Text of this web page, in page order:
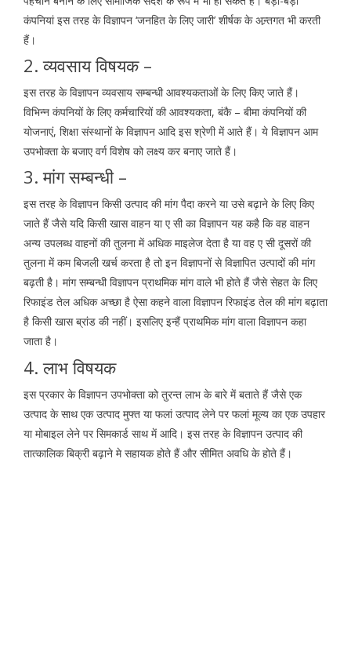
कंपनियां इस तरह के विज्ञापन ‘जनहित के लिए जारी’ शीर्षक के अन्र्तगत भी करती
हैं।
2. व्यवसाय विषयक –
इस तरह के विज्ञापन व्यवसाय सम्बन्धी आवश्यकताओं के लिए किए जाते हैं।
विभिन्न कंपनियों के लिए कर्मचारियों की आवश्यकता, बंकै – बीमा कंपनियों की
योजनाएं, शिक्षा संस्थानों के विज्ञापन आदि इस श्रेणी में आते हैं। ये विज्ञापन आम
उपभोक्ता के बजाए वर्ग विशेष को लक्ष्य कर बनाए जाते हैं।
3. मांग सम्बन्धी –
इस तरह के विज्ञापन किसी उत्पाद की मांग पैदा करने या उसे बढ़ाने के लिए किए
जाते हैं जैसे यदि किसी खास वाहन या ए सी का विज्ञापन यह कहै कि वह वाहन
अन्य उपलब्ध वाहनों की तुलना में अधिक माइलेज देता है या वह ए सी दूसरों की
तुलना में कम बिजली खर्च करता है तो इन विज्ञापनों से विज्ञापित उत्पादों की मांग
बढ़ती है। मांग सम्बन्धी विज्ञापन प्राथमिक मांग वाले भी होते हैं जैसे सेहत के लिए
रिफाइंड तेल अधिक अच्छा है ऐसा कहने वाला विज्ञापन रिफाइंड तेल की मांग बढ़ाता
है किसी खास ब्रांड की नहीं। इसलिए इन्हैं प्राथमिक मांग वाला विज्ञापन कहा
जाता है।
4. लाभ विषयक
इस प्रकार के विज्ञापन उपभोक्ता को तुरन्त लाभ के बारे में बताते हैं जैसे एक
उत्पाद के साथ एक उत्पाद मुफ्त या फलां उत्पाद लेने पर फलां मूल्य का एक उपहार
या मोबाइल लेने पर सिमकार्ड साथ में आदि। इस तरह के विज्ञापन उत्पाद की
तात्कालिक बिक्री बढ़ाने मे सहायक होते हैं और सीमित अवधि के होते हैं।